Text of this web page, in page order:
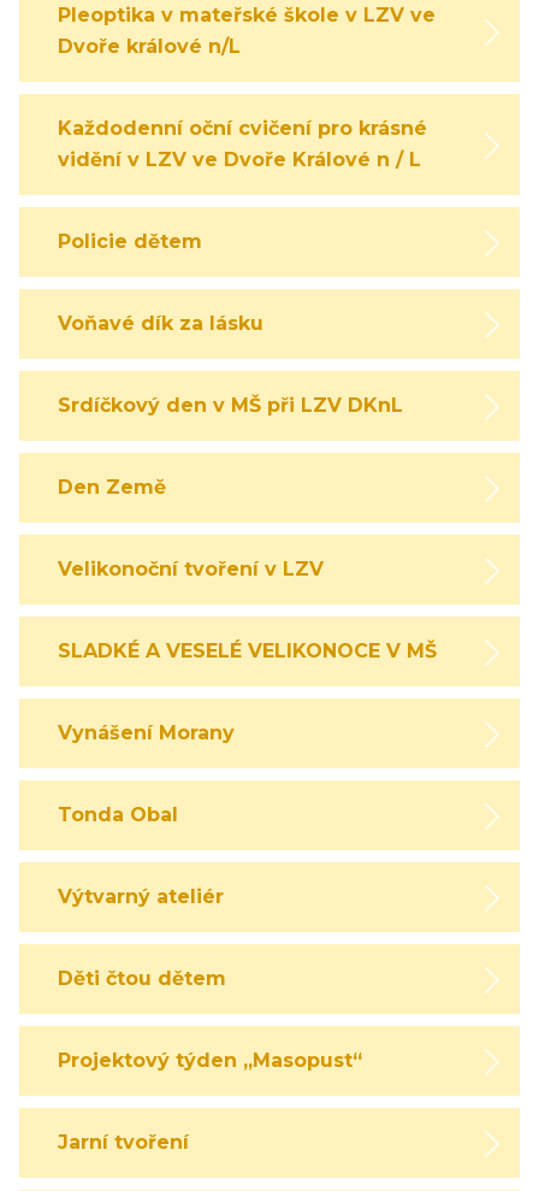
Pleoptika v mateřské škole v LZV ve
Dvoře králové n/L
Každodenní oční cvičení pro krásné
vidění v LZV ve Dvoře Králové n / L
Policie dětem
Voňavé dík za lásku
Srdíčkový den v MŠ při LZV DKnL
Den Země
Velikonoční tvoření v LZV
SLADKÉ A VESELÉ VELIKONOCE V MŠ
Vynášení Morany
Tonda Obal
Výtvarný ateliér
Děti čtou dětem
Projektový týden „Masopust“
Jarní tvoření